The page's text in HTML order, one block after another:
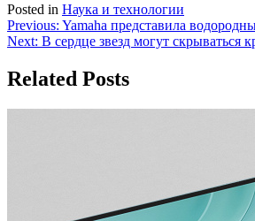
Posted in Наука и технологии
Навигация
по
записям
Previous: Yamaha представила
Next: В сердце звезд могут
Related Posts